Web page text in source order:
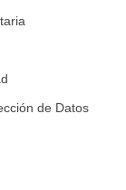
de Datos